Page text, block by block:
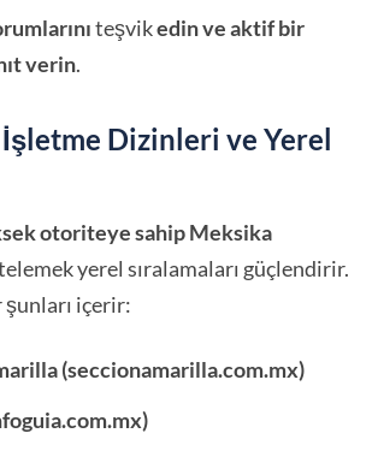
teşvikedin ve aktif bir
verin.
Dizinleri ve Yerel
otoriteye sahip Meksika
yerel sıralamaları güçlendirir.
içerir:
(seccionamarilla.com.mx)